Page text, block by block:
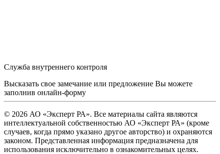
Служба внутреннего контроля
Высказать свое замечание или предложение Вы можете
заполнив онлайн-форму
© 2026 АО «Эксперт РА». Все материалы сайта являются
интеллектуальной собственностью АО «Эксперт РА» (кроме
случаев, когда прямо указано другое авторство) и охраняются
законом. Представленная информация предназначена для
использования исключительно в ознакомительных целях.